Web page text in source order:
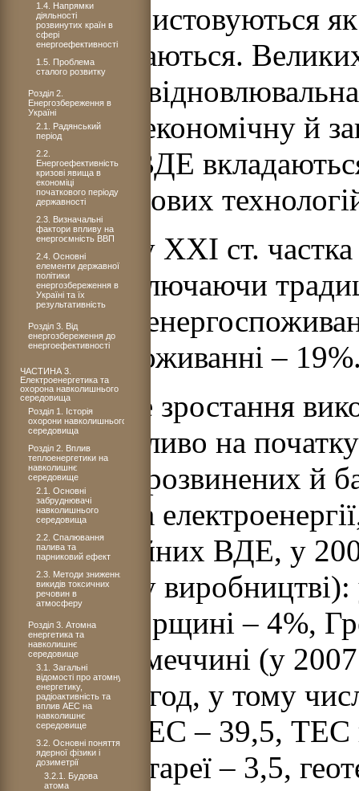
ВДЕ використовуються
що розвиваються.
країни, де
державну економічну й
розвиток ВДЕ
розвиток нових
На початку ХХІ ст.
енергії (включаючи
світовому
електроспоживанні –
Інтенсивне зростання
ВДЕ, особливо на
більшості розвинених й
Так, частка
нетрадиційних ВДЕ, у
загальному
13,1%, Угорщині – 4%,
– 2,8%, Німеччині (у
млрд. кВт·год, у тому
кВт·год, ВЕС – 39,5, ТЕС
сонячні батареї – 3,5,
1.4. Напрямки
діяльності
розвинутих країн в
сфері
енергоефективності
1.5. Проблема
сталого розвитку
Розділ 2.
Енергозбереження в
Україні
2.1. Радянський
період
2.2.
Енергоефективність і
кризові явища в
економіці
початкового періоду
державності
2.3. Визначальні
фактори впливу на
енергоємність ВВП
2.4. Основні
елементи державної
політики
енергозбереження в
Україні та їх
результативність
Розділ 3. Від
енергозбереження до
енергоефективності
ЧАСТИНА 3.
Електроенергетика та
охорона навколишнього
середовища
Розділ 1. Історія
охорони навколишнього
середовища
Розділ 2. Вплив
теплоенергетики на
навколишнє
середовище
2.1. Основні
забруднювачі
навколишнього
середовища
2.2. Спалювання
палива та
парниковий ефект
2.3. Методи зниження
викидів токсичних
речовин в
атмосферу
Розділ 3. Атомна
енергетика та
навколишнє
середовище
3.1. Загальні
відомості про атомну
енергетику,
радіоактивність та
вплив АЕС на
навколишнє
середовище
3.2. Основні поняття
ядерної фізики і
дозиметрії
3.2.1. Будова
атома